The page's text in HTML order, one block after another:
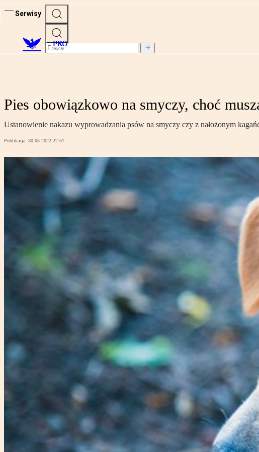
Serwisy
PRO
Pies obowiązkowo na smyczy, choć
Ustanowienie nakazu wyprowadzania psów na smyczy czy z nałożonym
Publikacja: 30.05.2022 22:51